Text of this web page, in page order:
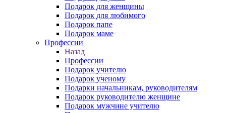
Подарок для женщины
Подарок для любимого
Подарок папе
Подарок маме
Профессии
Назад
Профессии
Подарок учителю
Подарок ученому
Подарки начальникам, руководителям
Подарок руководителю женщине
Подарок мужчине учителю